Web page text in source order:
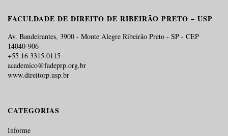
FACULDADE DE DIREITO DE RIBEIRÃO PRETO – USP
Av. Bandeirantes, 3900 - Monte Alegre Ribeirão Preto - SP - CEP
14040-906
+55 16 3315.0115
academico@fadeprp.org.br
www.direitorp.usp.br
CATEGORIAS
Informe